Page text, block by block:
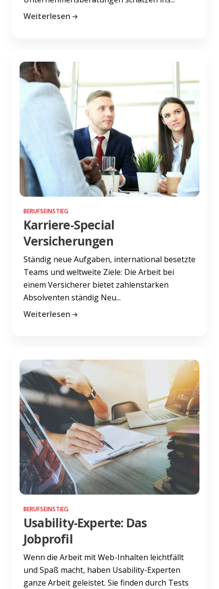
Weiterlesen
BERUFSEINSTIEG
Karriere-Special
Versicherungen
Ständig neue Aufgaben, international besetzte
Teams und weltweite Ziele: Die Arbeit bei
einem Versicherer bietet zahlenstarken
Absolventen ständig Neu...
Weiterlesen
BERUFSEINSTIEG
Usability-Experte: Das
Jobprofil
Wenn die Arbeit mit Web-Inhalten leichtfällt
und Spaß macht, haben Usability-Experten
ganze Arbeit geleistet. Sie finden durch Tests